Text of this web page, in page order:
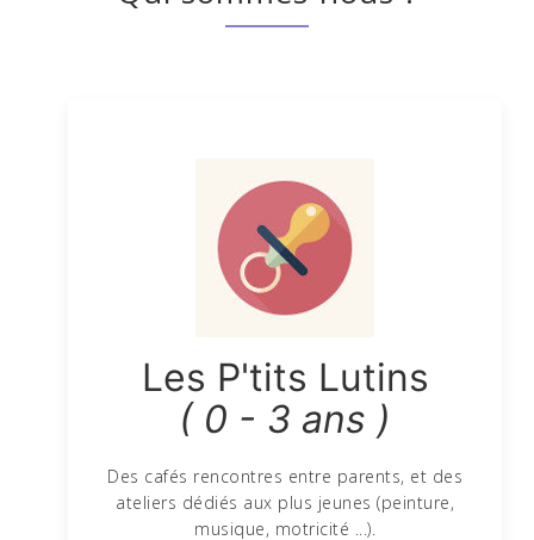
Les P'tits Lutins
( 0 - 3 ans )
Des cafés rencontres entre parents, et des
ateliers dédiés aux plus jeunes (peinture,
musique, motricité ...).